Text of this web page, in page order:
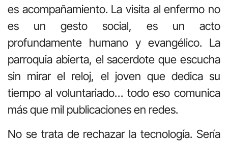
es acompañamiento. La visita al enfermo no
es un gesto social, es un acto
profundamente humano y evangélico. La
parroquia abierta, el sacerdote que escucha
sin mirar el reloj, el joven que dedica su
tiempo al voluntariado… todo eso comunica
más que mil publicaciones en redes.
No se trata de rechazar la tecnología. Sería